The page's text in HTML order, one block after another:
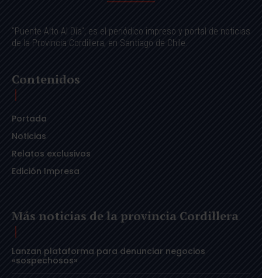
"Puente Alto Al Día", es el periódico impreso y portal de noticias
de la Provincia Cordillera, en Santiago de Chile.
Contenidos
Portada
Noticias
Relatos exclusivos
Edición Impresa
Más noticias de la provincia Cordillera
Lanzan plataforma para denunciar negocios
«sospechosos»